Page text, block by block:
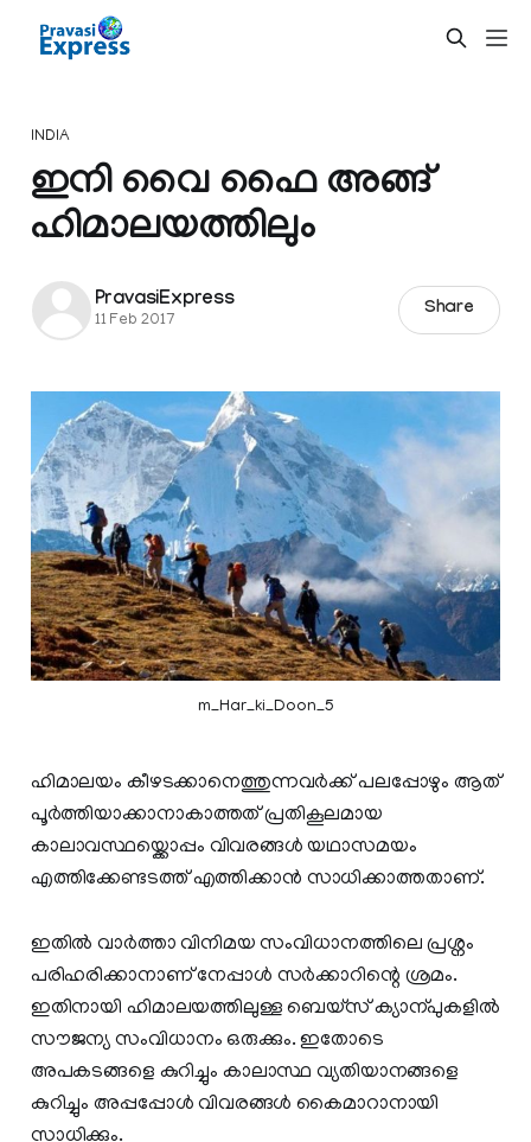
INDIA
ഇനി വൈ ഫൈ അങ്ങ്
ഹിമാലയത്തിലും
PravasiExpress
11 Feb 2017
Share
m_Har_ki_Doon_5
ഹിമാലയം കീഴടക്കാനെത്തുന്നവർക്ക് പലപ്പോഴും ആത്
പൂർത്തിയാക്കാനാകാത്തത് പ്രതികൂലമായ
കാലാവസ്ഥയ്ക്കൊപ്പം വിവരങ്ങൾ യഥാസമയം
എത്തിക്കേണ്ടടത്ത് എത്തിക്കാൻ സാധിക്കാത്തതാണ്.
ഇതിൽ വാർത്താ വിനിമയ സംവിധാനത്തിലെ പ്രശ്നം
പരിഹരിക്കാനാണ് നേപ്പാൾ സർക്കാറിന്റെ ശ്രമം.
ഇതിനായി ഹിമാലയത്തിലുള്ള ബെയ്സ് ക്യാന്പുകളിൽ
സൗജന്യ സംവിധാനം ഒരുക്കും. ഇതോടെ
അപകടങ്ങളെ കുറിച്ചും കാലാസ്ഥ വ്യതിയാനങ്ങളെ
കുറിച്ചും അപ്പപ്പോൾ വിവരങ്ങൾ കൈമാറാനായി
സാധിക്കും.